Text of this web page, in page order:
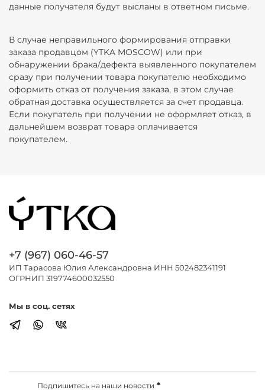
данные получателя будут высланы в ответном письме.
В случае неправильного формирования отправки
заказа продавцом (YTKA MOSCOW) или при
обнаружении брака/дефекта выявленного покупателем
сразу при получении товара покупателю необходимо
оформить отказ от получения заказа, в этом случае
обратная доставка осуществляется за счет продавца.
Если покупатель при получении не оформляет отказ, в
дальнейшем возврат товара оплачивается
покупателем.
Подпишитесь на наши новости *
+7 (967) 060-46-57
ИП Тарасова Юлия Александровна ИНН 502482341191
ОГРНИП 319774600032550
Мы в соц. сетях